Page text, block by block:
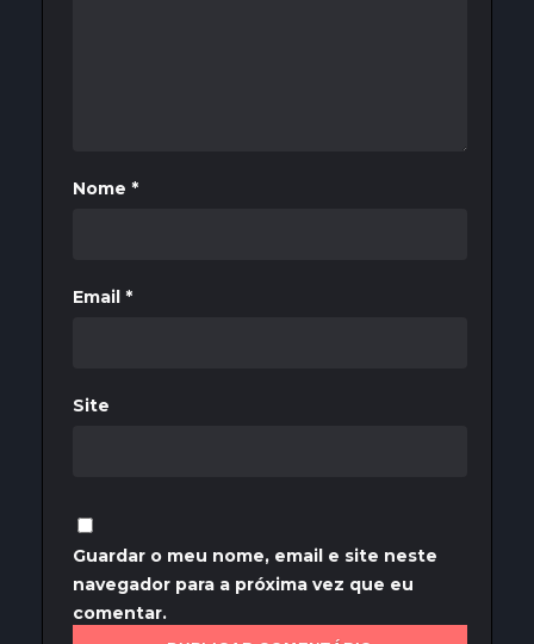
Nome *
Email *
Site
Guardar o meu nome, email e site neste
navegador para a próxima vez que eu
comentar.